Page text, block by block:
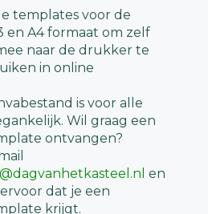
templates voor de
en A4 formaat om zelf
naar de drukker te
in online
is voor alle
Wil graag een
ontvangen?
en
dat je een
krijgt.